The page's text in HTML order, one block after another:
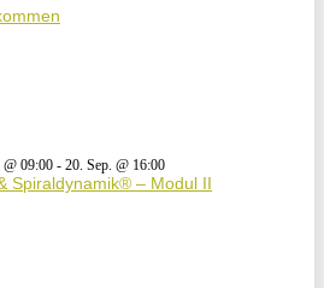
@ 09:00 - 20. Sep. @ 16:00
Spiraldynamik® – Modul II